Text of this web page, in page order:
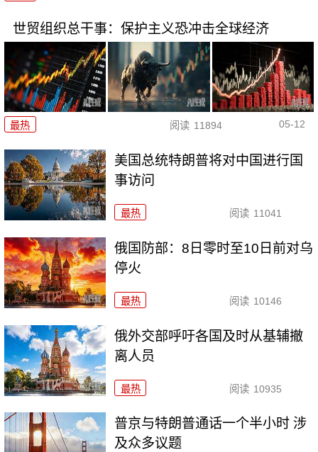
世贸组织总干事：保护主义恐冲击全球经济
最热 阅读 11894 05-12
美国总统特朗普将对中国进行国
事访问
最热 阅读 11041
俄国防部：8日零时至10日前对乌
停火
最热 阅读 10146
俄外交部呼吁各国及时从基辅撤
离人员
最热 阅读 10935
普京与特朗普通话一个半小时 涉
及众多议题